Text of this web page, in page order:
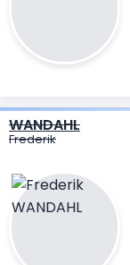
WANDAHL
Frederik